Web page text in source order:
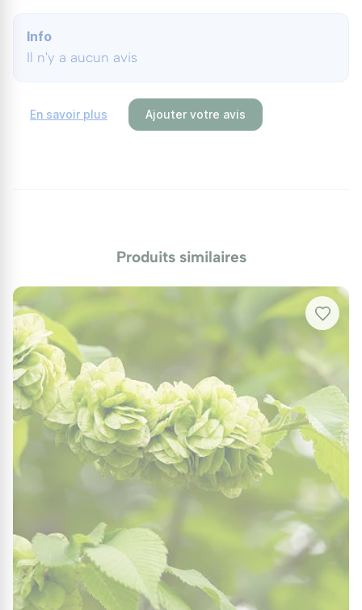
Spectaculaire en sujet isolé sur une pelouse, près
structure l'espace par son seul graphisme. Dans un
jardin où l'on souhaite associer un orme de plein
Info
Il n'y a aucun avis
En savoir plus Ajouter votre avis
Produits similaires